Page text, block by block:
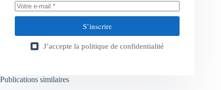
S’inscrire
J’accepte la politique de confidentialité
Publications similaires